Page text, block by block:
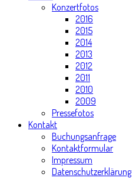
Konzertfotos
2016
2015
2014
2013
2012
2011
2010
2009
Pressefotos
Kontakt
Buchungsanfrage
Kontaktformular
Impressum
Datenschutzerklärung